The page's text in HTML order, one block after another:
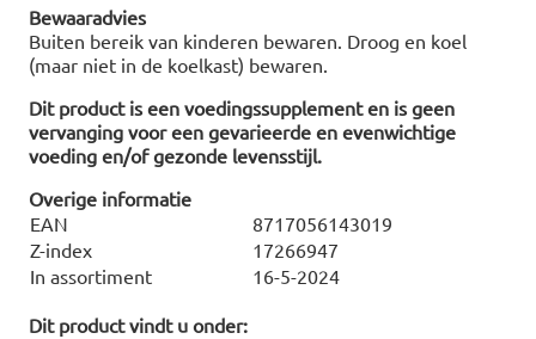
Bewaaradvies
Buiten bereik van kinderen bewaren. Droog en koel
(maar niet in de koelkast) bewaren.
Dit product is een voedingssupplement en is geen
vervanging voor een gevarieerde en evenwichtige
voeding en/of gezonde levensstijl.
Overige informatie
EAN
8717056143019
Z-index
17266947
In assortiment
16-5-2024
Dit product vindt u onder: